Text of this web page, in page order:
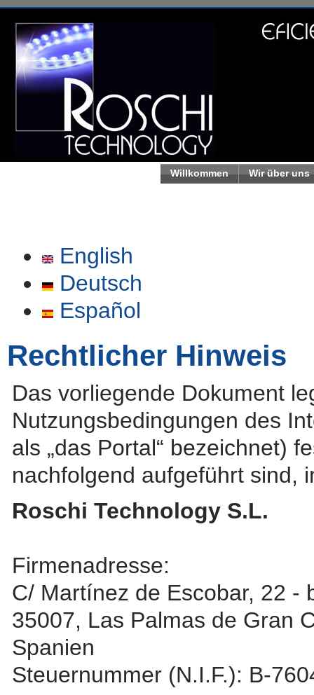
Wir über uns
Willkommen
English
Deutsch
Español
Rechtlicher Hinweis
Das vorliegende Dokument
Nutzungsbedingungen des
als „das Portal“ bezeichnet)
nachfolgend aufgeführt sind,
Roschi Technology S.L.
Firmenadresse:
C/ Martínez de Escobar, 22 -
35007, Las Palmas de Gran
Spanien
Steuernummer (N.I.F.): B-